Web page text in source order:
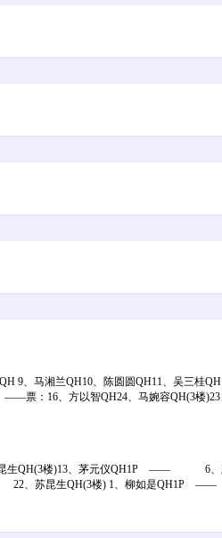
9、马湘兰QH10、陈圆圆QH11、吴三
票：16、方以智QH24、马婉容QH(3楼
楼)13、茅元仪QH1P —— 6、
、苏昆生QH(3楼) 1、柳如是QH1P